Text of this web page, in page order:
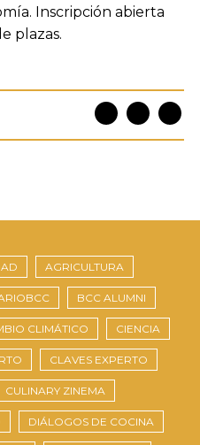
Inscripción abierta
plazas.
AGRICULTURA
BCC ALUMNI
CLIMÁTICO CIENCIA
CLAVES EXPERTO
CULINARY ZINEMA
DIÁLOGOS DE COCINA